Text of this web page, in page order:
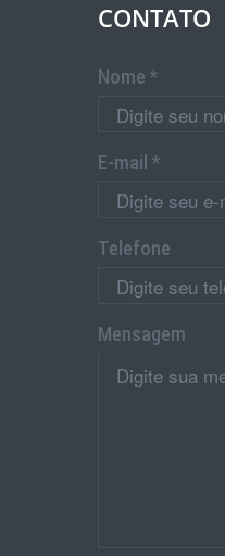
CONTATO
Nome *
E-mail *
Telefone
Mensagem